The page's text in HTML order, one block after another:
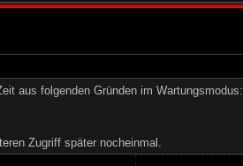
aus folgenden Gründen im Wartungsmodus:
Zugriff später nocheinmal.